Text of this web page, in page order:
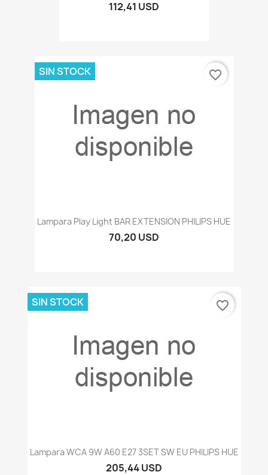
112,41 USD
Lampara Play Light BAR EXTENSION PHILIPS HUE
70,20 USD
SIN STOCK favorite_border
Lampara WCA 9W A60 E27 3SET SW EU PHILIPS HUE
205,44 USD
SIN STOCK favorite_border